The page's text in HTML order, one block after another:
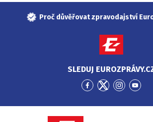
Proč důvěřovat zpravodajství
SLEDUJ
Přejít
Facebook
Přejít
Twitter
PřejítPřejít